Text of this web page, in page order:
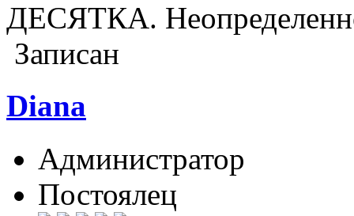
ДЕСЯТКА.
Записан
Diana
Администратор
Постоялец